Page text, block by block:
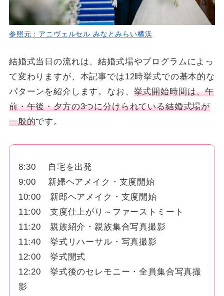
参照元：アニヴェルセル みなとみらい横浜
結婚式当日の流れは、結婚式場やプログラムによっ
て変わりますが、本記事では12時挙式での基本的な
パターンを紹介します。なお、 挙式開始時間は、午
前・午後・夕方の3つに分けられている結婚式場が
一般的です。
8:30 自宅を出発
9:00 新婦ヘアメイク・支度開始
10:00 新郎ヘアメイク・支度開始
11:00 支度仕上がり～ファーストミート
11:20 親族紹介・親族集合写真撮影
11:40 挙式リハーサル・写真撮影
12:00 挙式開式
12:20 挙式後のセレモニー・全員集合写真撮
影